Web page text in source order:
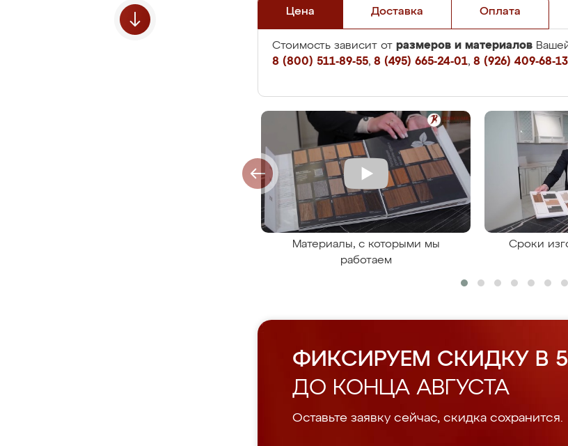
Цена Доставка Оплата
Стоимость зависит от размеров и материалов
8 (800) 511-89-55, 8 (495) 665-24-01, 8 (926) 409-68-13
Материалы, с которыми мы
работаем
Сроки
ФИКСИРУЕМ СКИДКУ В
ДО КОНЦА АВГУСТА
Оставьте заявку сейчас, скидка сохранится.